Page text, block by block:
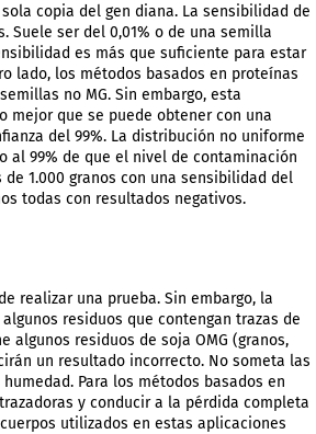
copia del gen diana. La sensibilidad de
Suele ser del 0,01% o de una semilla
es más que suficiente para estar
lado, los métodos basados en proteínas
no MG. Sin embargo, esta
mejor que se puede obtener con una
del 99%. La distribución no uniforme
al 99% de que el nivel de contaminación
1.000 granos con una sensibilidad del
todas con resultados negativos.
realizar una prueba. Sin embargo, la
residuos que contengan trazas de
algunos residuos de soja OMG (granos,
un resultado incorrecto. No someta las
Para los métodos basados en
y conducir a la pérdida completa
utilizados en estas aplicaciones